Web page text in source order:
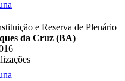
e Reserva de Plenário
da Cruz (BA)